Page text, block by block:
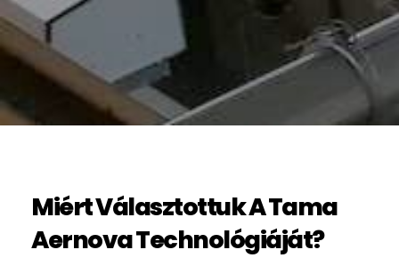
Miért Választottuk A Tama
Aernova Technológiáját?